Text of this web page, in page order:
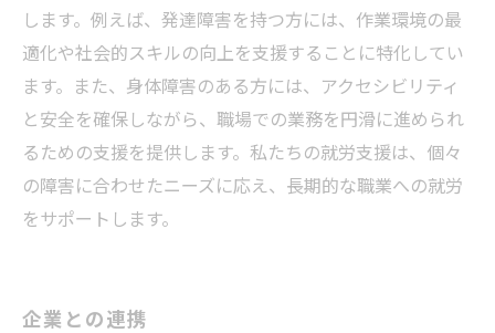
します。例えば、発達障害を持つ方には、作業環境の最
適化や社会的スキルの向上を支援することに特化してい
ます。また、身体障害のある方には、アクセシビリティ
と安全を確保しながら、職場での業務を円滑に進められ
るための支援を提供します。私たちの就労支援は、個々
の障害に合わせたニーズに応え、長期的な職業への就労
をサポートします。
企業との連携